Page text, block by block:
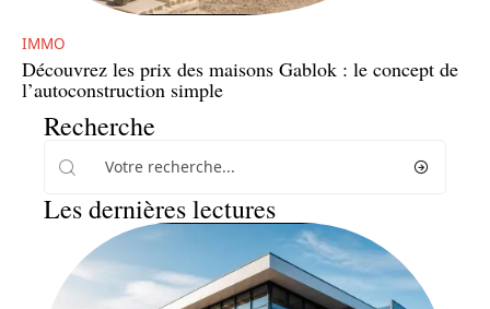
IMMO
Découvrez les prix des maisons Gablok : le concept de
l’autoconstruction simple
Recherche
Les dernières lectures